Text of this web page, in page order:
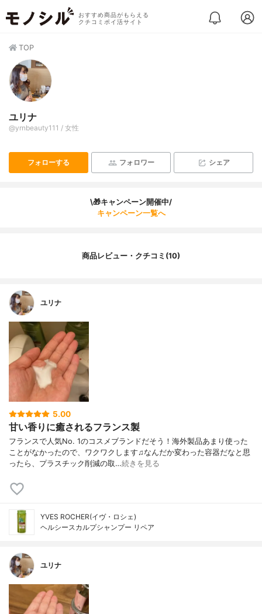
おすすめ商品がもらえる
クチコミポイ活サイト
TOP
ユリナ
@yrnbeauty111 / 女性
フォローする フォロワー シェア
\🎁キャンペーン開催中/
キャンペーン一覧へ
商品レビュー・クチコミ(10)
ユリナ
5.00
甘い香りに癒されるフランス製
フランスで人気No. 1のコスメブランドだそう！海外製品あまり使った
ことがなかったので、ワクワクします♫なんだか変わった容器だなと思
ったら、プラスチック削減の取…続きを見る
YVES ROCHER(イヴ・ロシェ)
ヘルシースカルプシャンプー リペア
ユリナ